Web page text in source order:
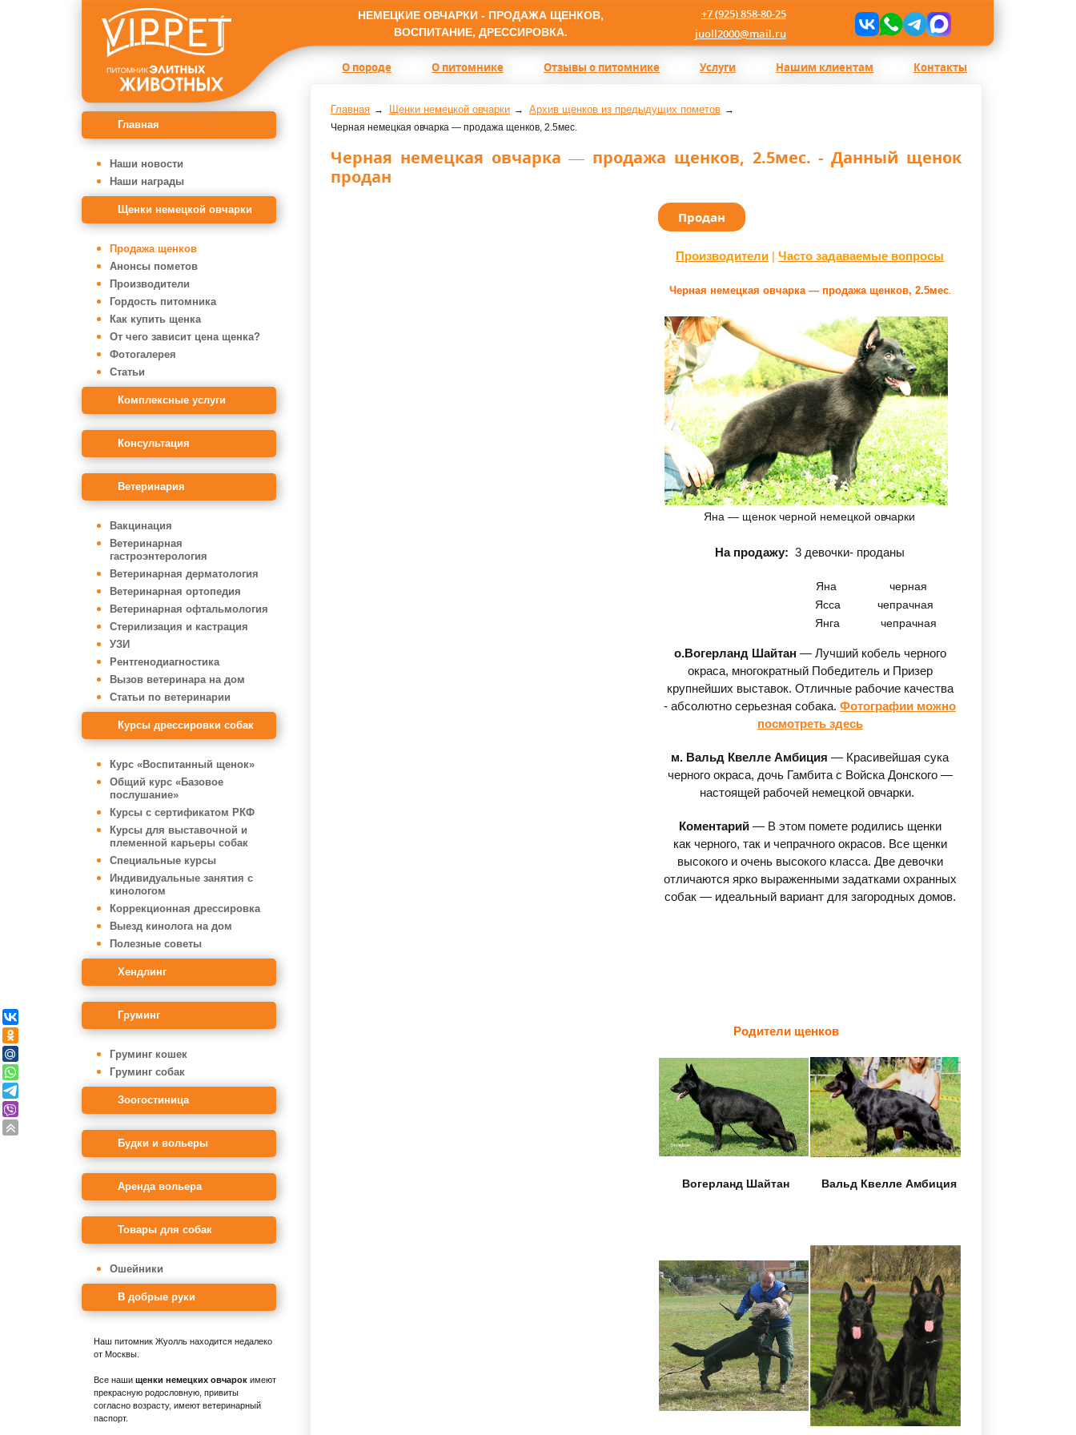
НЕМЕЦКИЕ ОВЧАРКИ - ПРОДАЖА ЩЕНКОВ,
ВОСПИТАНИЕ, ДРЕССИРОВКА.
+7 (925) 858-80-25
juoll2000@mail.ru
О породе О питомнике Отзывы о питомнике Услуги Нашим клиентам Контакты
Главная
Наши новости
Наши награды
Щенки немецкой овчарки
Продажа щенков
Анонсы пометов
Производители
Гордость питомника
Как купить щенка
От чего зависит цена щенка?
Фотогалерея
Статьи
Комплексные услуги
Консультация
Ветеринария
Вакцинация
Ветеринарная
гастроэнтерология
Ветеринарная дерматология
Ветеринарная ортопедия
Ветеринарная офтальмология
Стерилизация и кастрация
УЗИ
Рентгенодиагностика
Вызов ветеринара на дом
Статьи по ветеринарии
Курсы дрессировки собак
Курс «Воспитанный щенок»
Общий курс «Базовое
послушание»
Курсы с сертификатом РКФ
Курсы для выставочной и
племенной карьеры собак
Специальные курсы
Индивидуальные занятия с
кинологом
Коррекционная дрессировка
Выезд кинолога на дом
Полезные советы
Хендлинг
Груминг
Груминг кошек
Груминг собак
Зоогостиница
Будки и вольеры
Аренда вольера
Товары для собак
Ошейники
В добрые руки
Наш питомник Жуолль находится недалеко
от Москвы.
Все наши щенки немецких овчарок имеют
прекрасную родословную, привиты
согласно возрасту, имеют ветеринарный
паспорт.
Главная Щенки немецкой овчарки Архив щенков из предыдущих пометов
Черная немецкая овчарка — продажа щенков, 2.5мес.
Черная немецкая овчарка — продажа щенков, 2.5мес. - Данный щенок
продан
Продан
Производители | Часто задаваемые вопросы
Черная немецкая овчарка — продажа щенков, 2.5мес.
Яна — щенок черной немецкой овчарки
На продажу: 3 девочки- проданы
Яна
черная
Ясса
чепрачная
Янга
чепрачная
о.Вогерланд Шайтан — Лучший кобель черного
окраса, многократный Победитель и Призер
крупнейших выставок. Отличные рабочие качества
- абсолютно серьезная собака. Фотографии можно
посмотреть здесь
м. Вальд Квелле Амбиция — Красивейшая сука
черного окраса, дочь Гамбита с Войска Донского —
настоящей рабочей немецкой овчарки.
Коментарий — В этом помете родились щенки
как черного, так и чепрачного окрасов. Все щенки
высокого и очень высокого класса. Две девочки
отличаются ярко выраженными задатками охранных
собак — идеальный вариант для загородных домов.
Родители щенков
Вогерланд Шайтан Вальд Квелле Амбиция